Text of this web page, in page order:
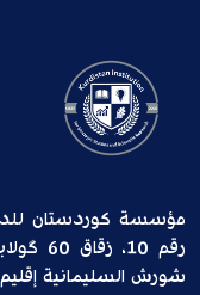
مؤسسة كوردستان
شورش السليمانية